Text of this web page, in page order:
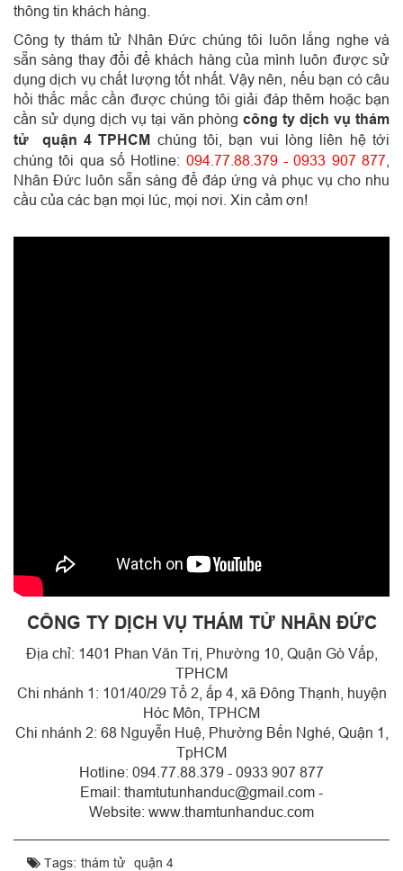
thông tin khách hàng.
Công ty thám tử Nhân Đức chúng tôi luôn lắng nghe và
sẵn sàng thay đổi để khách hàng của mình luôn được sử
dụng dịch vụ chất lượng tốt nhất. Vậy nên, nếu bạn có câu
hỏi thắc mắc cần được chúng tôi giải đáp thêm hoặc bạn
cần sử dụng dịch vụ tại văn phòngcông ty dịch vụ thám
tử quận 4 TPHCM chúng tôi, bạn vui lòng liên hệ tới
chúng tôi qua số Hotline: 094.77.88.379 - 0933 907 877
Nhân Đức luôn sẵn sàng để đáp ứng và phục vụ cho nhu
cầu của các bạn mọi lúc, mọi nơi. Xin cảm ơn!
CÔNG TY DỊCH VỤ THÁM TỬ NHÂN ĐỨC
Địa chỉ: 1401 Phan Văn Trị, Phường 10, Quận Gò Vấp,
TPHCM
Chi nhánh 1: 101/40/29 Tổ 2, ấp 4, xã Đông Thạnh, huyện
Hóc Môn, TPHCM
Chi nhánh 2: 68 Nguyễn Huệ, Phường Bến Nghé, Quận 1,
TpHCM
Hotline: 094.77.88.379 - 0933 907 877
Email: thamtutunhanduc@gmail.com -
Website: www.thamtunhanduc.com
Tags: thám tử quận 4